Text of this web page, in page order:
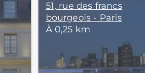
51, rue des francs
bourgeois - Paris
À 0,25 km